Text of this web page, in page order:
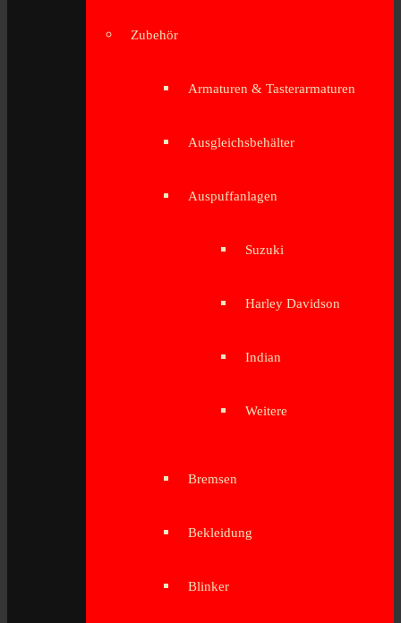
Zubehör
Armaturen & Tasterarmaturen
Ausgleichsbehälter
Auspuffanlagen
Suzuki
Harley Davidson
Indian
Weitere
Bremsen
Bekleidung
Blinker